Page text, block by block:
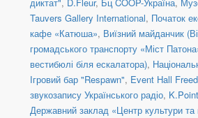
диктат", D.Fleur, Бц COOP-Україна,
Tauvers Gallery International, Початок
кафе «Катюша», Виїзний майданчик
громадського транспорту «Міст
вестибюлі біля ескалатора),
Ігровий бар "Respawn", Event Hall
звукозапису Українського радіо, K.Point
Державний заклад «Центр культури та